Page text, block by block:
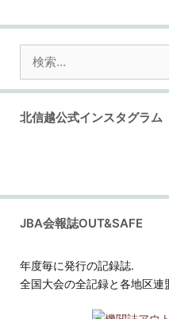
北信越公式インスタグラム
JBA会報誌OUT&SAFE
年度毎に発行の記録誌.
全国大会の全記録と各地区